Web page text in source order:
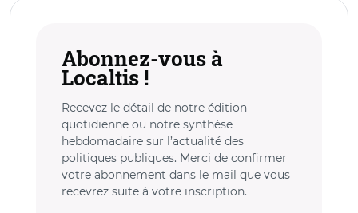
Abonnez-vous à
Localtis !
Recevez le détail de notre édition
quotidienne ou notre synthèse
hebdomadaire sur l’actualité des
politiques publiques. Merci de confirmer
votre abonnement dans le mail que vous
recevrez suite à votre inscription.